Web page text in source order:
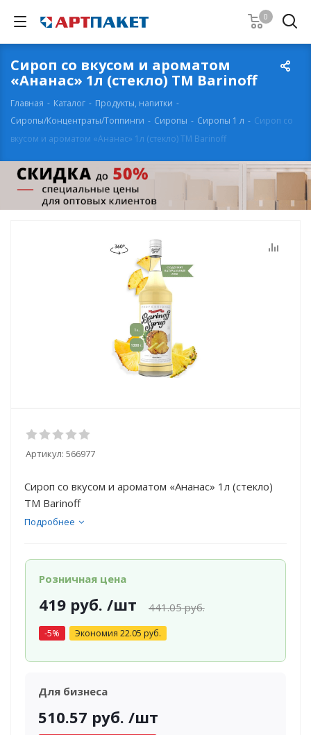
0
Сироп со вкусом и ароматом
«Ананас» 1л (стекло) ТМ Barinoff
Главная - Каталог - Продукты, напитки -
Сиропы/Концентраты/Топпинги - Сиропы - Сиропы 1 л - Сироп со
вкусом и ароматом «Ананас» 1л (стекло) ТМ Barinoff
Артикул: 566977
Сироп со вкусом и ароматом «Ананас» 1л (стекло)
ТМ Barinoff
Подробнее
Розничная цена
419руб. /шт 441.05руб.
-5% Экономия 22.05 руб.
Для бизнеса
510.57 руб. /шт